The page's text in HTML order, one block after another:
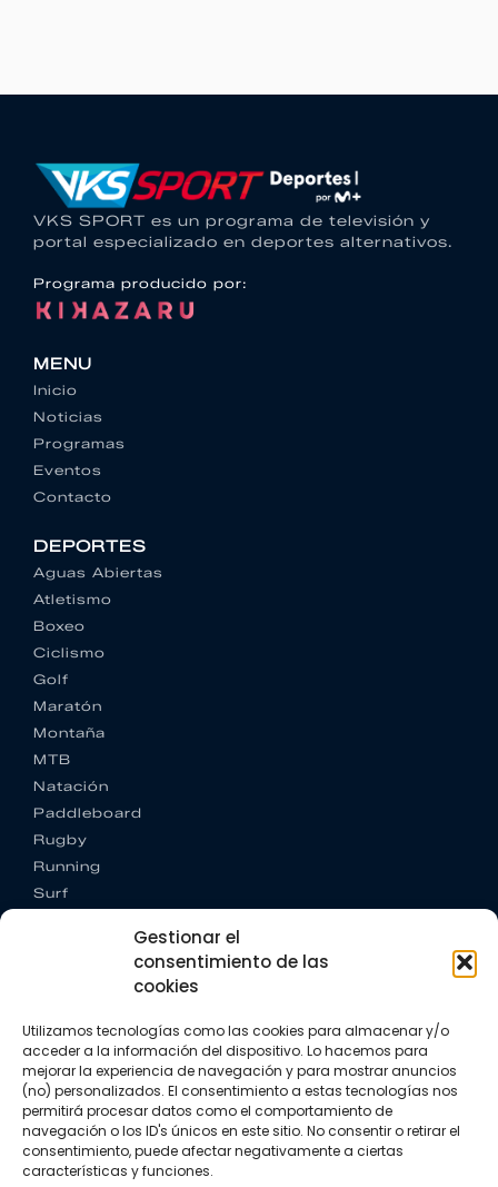
Gestionar el
consentimiento de las
cookies
Utilizamos tecnologías como las cookies para almacenar y/o
acceder a la información del dispositivo. Lo hacemos para
mejorar la experiencia de navegación y para mostrar anuncios
(no) personalizados. El consentimiento a estas tecnologías nos
permitirá procesar datos como el comportamiento de
navegación o los ID's únicos en este sitio. No consentir o retirar el
consentimiento, puede afectar negativamente a ciertas
características y funciones.
VKS SPORT es un programa de televisión y
portal especializado en deportes alternativos.
Programa producido por:
MENU
Inicio
Noticias
Programas
Eventos
Contacto
DEPORTES
Aguas Abiertas
Atletismo
Boxeo
Ciclismo
Golf
Maratón
Montaña
MTB
Natación
Paddleboard
Rugby
Running
Surf
CONTACTO
+34 662 342 177
info@vkssport.com
SÍGUENOS